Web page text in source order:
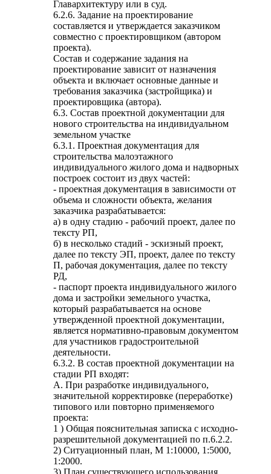
Главархитектуру или в суд.
6.2.6. Задание на проектирование
составляется и утверждается заказчиком
совместно с проектировщиком (автором
проекта).
Состав и содержание задания на
проектирование зависит от назначения
объекта и включает основные данные и
требования заказчика (застройщика) и
проектировщика (автора).
6.3. Состав проектной документации для
нового строительства на индивидуальном
земельном участке
6.3.1. Проектная документация для
строительства малоэтажного
индивидуального жилого дома и надворных
построек состоит из двух частей:
- проектная документация в зависимости от
объема и сложности объекта, желания
заказчика разрабатывается:
а) в одну стадию - рабочий проект, далее по
тексту РП,
б) в несколько стадий - эскизный проект,
далее по тексту ЭП, проект, далее по тексту
П, рабочая документация, далее по тексту
РД,
- паспорт проекта индивидуального жилого
дома и застройки земельного участка,
который разрабатывается на основе
утвержденной проектной документации,
является нормативно-правовым документом
для участников градостроительной
деятельности.
6.3.2. В состав проектной документации на
стадии РП входят:
А. При разработке индивидуального,
значительной корректировке (переработке)
типового или повторно применяемого
проекта:
1 ) Общая пояснительная записка с исходно-
разрешительной документацией по п.6.2.2.
2) Ситуационный план, М 1:10000, 1:5000,
1:2000.
3) План существующего использования